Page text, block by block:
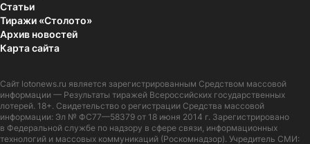
Статьи
Тиражи «Столото»
Архив новостей
Карта сайта
Сайт lotonews.ru является зарегистрированным Средством массовой
информации — Результаты тиражей Всероссийских государственных
лотерей. 18+. Свидетельство о регистрации Средства массовой
информации: Эл № ФС77—58379 от 18 июня 2014 г. Зарегистрировано
в Федеральной службе по надзору в сфере связи, информационных
технологий и массовых коммуникаций (Роскомнадзор). Учредитель СМИ: